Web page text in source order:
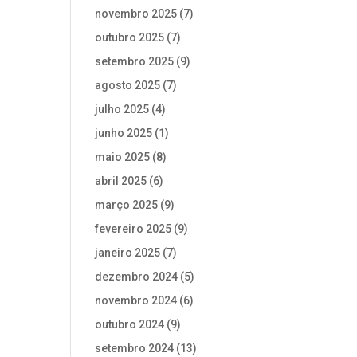
novembro 2025 (7)
outubro 2025 (7)
setembro 2025 (9)
agosto 2025 (7)
julho 2025 (4)
junho 2025 (1)
maio 2025 (8)
abril 2025 (6)
março 2025 (9)
fevereiro 2025 (9)
janeiro 2025 (7)
dezembro 2024 (5)
novembro 2024 (6)
outubro 2024 (9)
setembro 2024 (13)